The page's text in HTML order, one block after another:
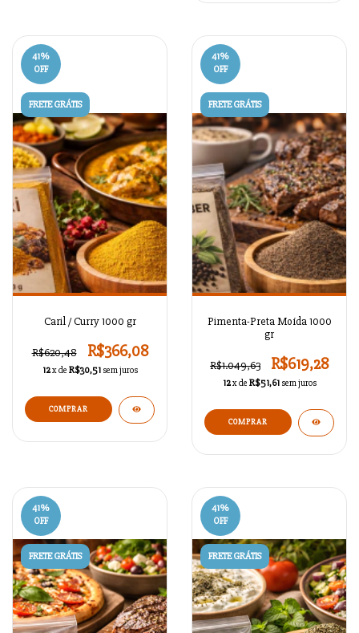
41%
OFF
FRETE GRÁTIS
Caril / Curry 1000 gr
R$620,48 R$366,08
12x de R$30,51 sem juros
41%
OFF
FRETE GRÁTIS
Pimenta-Preta Moída 1000
gr
R$1.049,63 R$619,28
12x de R$51,61 sem juros
41%
OFF
FRETE GRÁTIS
41%
OFF
FRETE GRÁTIS